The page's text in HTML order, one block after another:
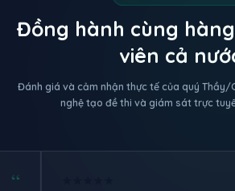
Đồng hành cùng
viên cả
Đánh giá và cảm nhận thực tế của quý Thầy/
nghệ tạo đề thi và giám sát trực
★★